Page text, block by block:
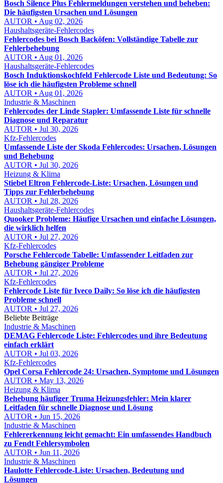
Bosch Silence Plus Fehlermeldungen verstehen und beheben:
Die häufigsten Ursachen und Lösungen
AUTOR • Aug 02, 2026
Haushaltsgeräte-Fehlercodes
Fehlercodes bei Bosch Backöfen: Vollständige Tabelle zur
Fehlerbehebung
AUTOR • Aug 01, 2026
Haushaltsgeräte-Fehlercodes
Bosch Induktionskochfeld Fehlercode Liste und Bedeutung: So
löse ich die häufigsten Probleme schnell
AUTOR • Aug 01, 2026
Industrie & Maschinen
Fehlercodes der Linde Stapler: Umfassende Liste für schnelle
Diagnose und Reparatur
AUTOR • Jul 30, 2026
Kfz-Fehlercodes
Umfassende Liste der Skoda Fehlercodes: Ursachen, Lösungen
und Behebung
AUTOR • Jul 30, 2026
Heizung & Klima
Stiebel Eltron Fehlercode-Liste: Ursachen, Lösungen und
Tipps zur Fehlerbehebung
AUTOR • Jul 28, 2026
Haushaltsgeräte-Fehlercodes
Quooker Probleme: Häufige Ursachen und einfache Lösungen,
die wirklich helfen
AUTOR • Jul 27, 2026
Kfz-Fehlercodes
Porsche Fehlercode Tabelle: Umfassender Leitfaden zur
Behebung gängiger Probleme
AUTOR • Jul 27, 2026
Kfz-Fehlercodes
Fehlercode Liste für Iveco Daily: So löse ich die häufigsten
Probleme schnell
AUTOR • Jul 27, 2026
Beliebte Beiträge
Industrie & Maschinen
DEMAG Fehlercode Liste: Fehlercodes und ihre Bedeutung
einfach erklärt
AUTOR • Jul 03, 2026
Kfz-Fehlercodes
Opel Corsa Fehlercode 24: Ursachen, Symptome und Lösungen
AUTOR • May 13, 2026
Heizung & Klima
Behebung häufiger Truma Heizungsfehler: Mein klarer
Leitfaden für schnelle Diagnose und Lösung
AUTOR • Jun 15, 2026
Industrie & Maschinen
Fehlererkennung leicht gemacht: Ein umfassendes Handbuch
zu Fendt Fehlersymbolen
AUTOR • Jun 11, 2026
Industrie & Maschinen
Haulotte Fehlercode-Liste: Ursachen, Bedeutung und
Lösungen